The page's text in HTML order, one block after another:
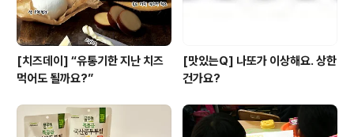
[치즈데이] “유통기한 지난 치즈
먹어도 될까요?”
[맛있는Q] 나또가 이상해요. 상한
건가요?